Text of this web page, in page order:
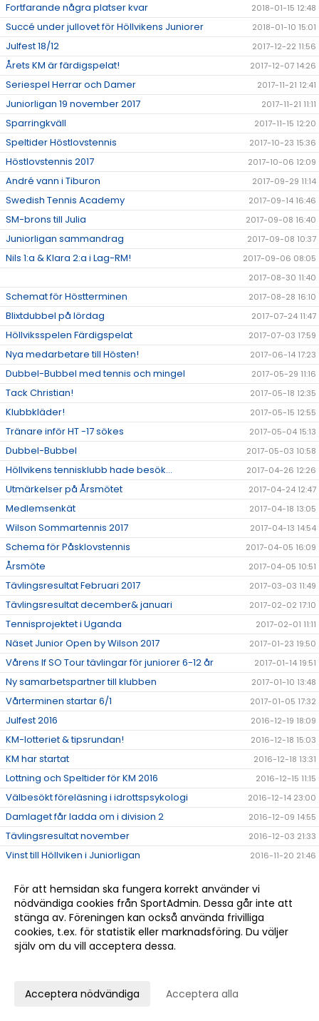
Fortfarande några platser kvar 2018-01-15 12:48
Succé under jullovet för Höllvikens Juniorer 2018-01-10 15:01
Julfest 18/12 2017-12-22 11:56
Årets KM är färdigspelat! 2017-12-07 14:26
Seriespel Herrar och Damer 2017-11-21 12:41
Juniorligan 19 november 2017 2017-11-21 11:11
Sparringkväll 2017-11-15 12:20
Speltider Höstlovstennis 2017-10-23 15:36
Höstlovstennis 2017 2017-10-06 12:09
André vann i Tiburon 2017-09-29 11:14
Swedish Tennis Academy 2017-09-14 16:46
SM-brons till Julia 2017-09-08 16:40
Juniorligan sammandrag 2017-09-08 10:37
Nils 1:a & Klara 2:a i Lag-RM!
2017-09-06 08:05
2017-08-30 11:40
Schemat för Höstterminen 2017-08-28 16:10
Blixtdubbel på lördag 2017-07-24 11:47
Höllviksspelen Färdigspelat 2017-07-03 17:59
Nya medarbetare till Hösten! 2017-06-14 17:23
Dubbel-Bubbel med tennis och mingel 2017-05-29 11:16
Tack Christian! 2017-05-18 12:35
Klubbkläder! 2017-05-15 12:55
Tränare inför HT -17 sökes 2017-05-04 15:13
Dubbel-Bubbel 2017-05-03 10:58
Höllvikens tennisklubb hade besök... 2017-04-26 12:26
Utmärkelser på Årsmötet 2017-04-24 12:47
Medlemsenkät 2017-04-18 13:05
Wilson Sommartennis 2017 2017-04-13 14:54
Schema för Påsklovstennis 2017-04-05 16:09
Årsmöte 2017-04-05 10:51
Tävlingsresultat Februari 2017 2017-03-03 11:49
Tävlingsresultat december& januari 2017-02-02 17:10
Tennisprojektet i Uganda 2017-02-01 11:11
Näset Junior Open by Wilson 2017 2017-01-23 19:50
Vårens If SO Tour tävlingar för juniorer 6-12 år 2017-01-14 19:51
Ny samarbetspartner till klubben 2017-01-10 13:48
Vårterminen startar 6/1 2017-01-05 17:32
Julfest 2016 2016-12-19 18:09
KM-lotteriet & tipsrundan! 2016-12-18 15:03
KM har startat 2016-12-18 13:31
Lottning och Speltider för KM 2016 2016-12-15 11:15
Välbesökt föreläsning i idrottspsykologi 2016-12-14 23:00
Damlaget får ladda om i division 2 2016-12-09 14:55
Tävlingsresultat november 2016-12-03 21:33
Vinst till Höllviken i Juniorligan 2016-11-20 21:46
Hjälp Claes Göransson med ett fantastiskt
tennisprojekt i Uganda!
2016-11-10 13:27
Tävlingsresultat oktober! 2016-11-10 12:48
Grattis Nils till lagvinsten i Pirres Pokal i Stockholm!
Tävlingsresultat september
För att hemsidan ska fungera korrekt använder vi
nödvändiga cookies från SportAdmin. Dessa går inte att
stänga av. Föreningen kan också använda frivilliga
cookies, t.ex. för statistik eller marknadsföring. Du väljer
själv om du vill acceptera dessa.
Acceptera nödvändiga Acceptera alla